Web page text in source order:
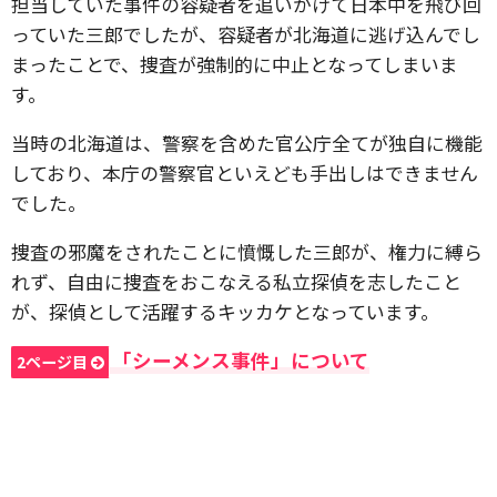
っていた三郎でしたが、容疑者が北海道に逃げ込んでし
まったことで、捜査が強制的に中止となってしまいま
す。
当時の北海道は、警察を含めた官公庁全てが独自に機能
しており、本庁の警察官といえども手出しはできません
でした。
捜査の邪魔をされたことに憤慨した三郎が、権力に縛ら
れず、自由に捜査をおこなえる私立探偵を志したこと
が、探偵として活躍するキッカケとなっています。
2ページ目 「シーメンス事件」について